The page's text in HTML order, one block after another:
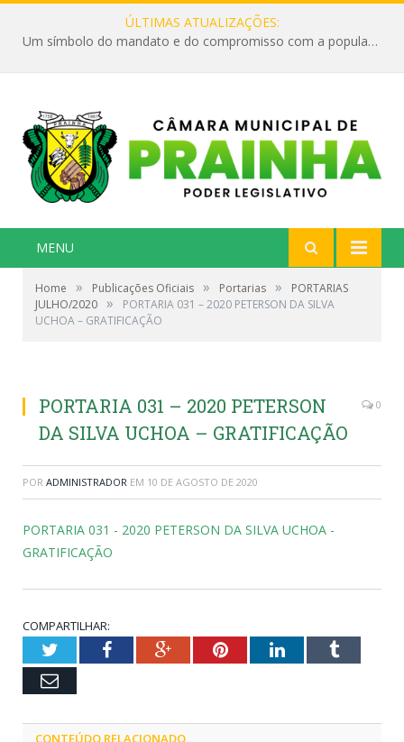
ÚLTIMAS ATUALIZAÇÕES:
Um símbolo do mandato e do compromisso com a população
MENU
Home » Publicações Oficiais » Portarias »
PORTARIAS
JULHO/2020 »
PORTARIA 031 – 2020 PETERSON DA SILVA
UCHOA – GRATIFICAÇÃO
PORTARIA 031 – 2020 PETERSON
DA SILVA UCHOA – GRATIFICAÇÃO
0
POR ADMINISTRADOR EM 10 DE AGOSTO DE 2020
PORTARIA 031 - 2020 PETERSON DA SILVA UCHOA -
GRATIFICAÇÃO
COMPARTILHAR:
TwitterFacebookGoogle+PinterestLinkedInTumblr
Email
CONTEÚDO RELACIONADO